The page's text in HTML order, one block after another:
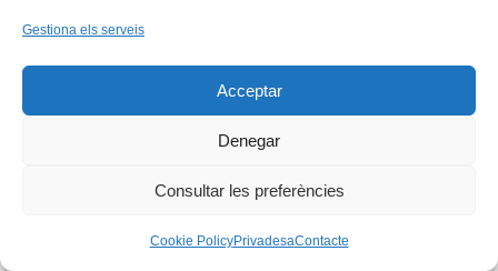
Gestiona els serveis
Acceptar
Denegar
Consultar les preferències
Cookie PolicyPrivadesaContacte
Copyright © 2026 -